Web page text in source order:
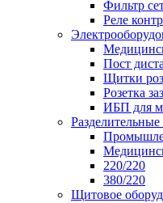
Фильтр
Реле
Пост
Щитки
Розетка
ИБП для
220/220
380/220
Щитовое